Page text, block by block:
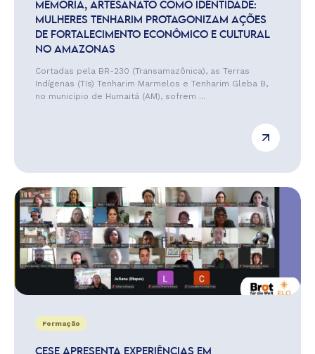
MEMÓRIA, ARTESANATO COMO IDENTIDADE:
MULHERES TENHARIM PROTAGONIZAM AÇÕES
DE FORTALECIMENTO ECONÔMICO E CULTURAL
NO AMAZONAS
Cortadas pela BR-230 (Transamazônica), as Terras
Indígenas (TIs) Tenharim Marmelos e Tenharim Gleba B,
no município de Humaitá (AM), sofrem ...
Formação
CESE APRESENTA EXPERIÊNCIAS EM